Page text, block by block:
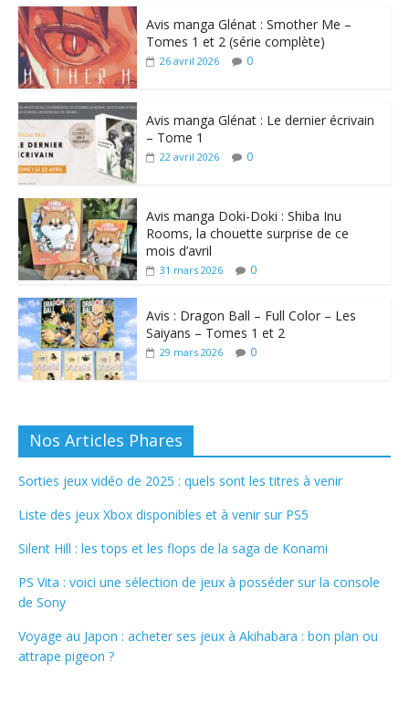
Avis manga Glénat : Smother Me –
Tomes 1 et 2 (série complète)
26 avril 2026 0
Avis manga Glénat : Le dernier écrivain
– Tome 1
22 avril 2026 0
Avis manga Doki-Doki : Shiba Inu
Rooms, la chouette surprise de ce
mois d’avril
31 mars 2026 0
Avis : Dragon Ball – Full Color – Les
Saiyans – Tomes 1 et 2
29 mars 2026 0
Nos Articles Phares
Sorties jeux vidéo de 2025 : quels sont les titres à venir
Liste des jeux Xbox disponibles et à venir sur PS5
Silent Hill : les tops et les flops de la saga de Konami
PS Vita : voici une sélection de jeux à posséder sur la console
de Sony
Voyage au Japon : acheter ses jeux à Akihabara : bon plan ou
attrape pigeon ?